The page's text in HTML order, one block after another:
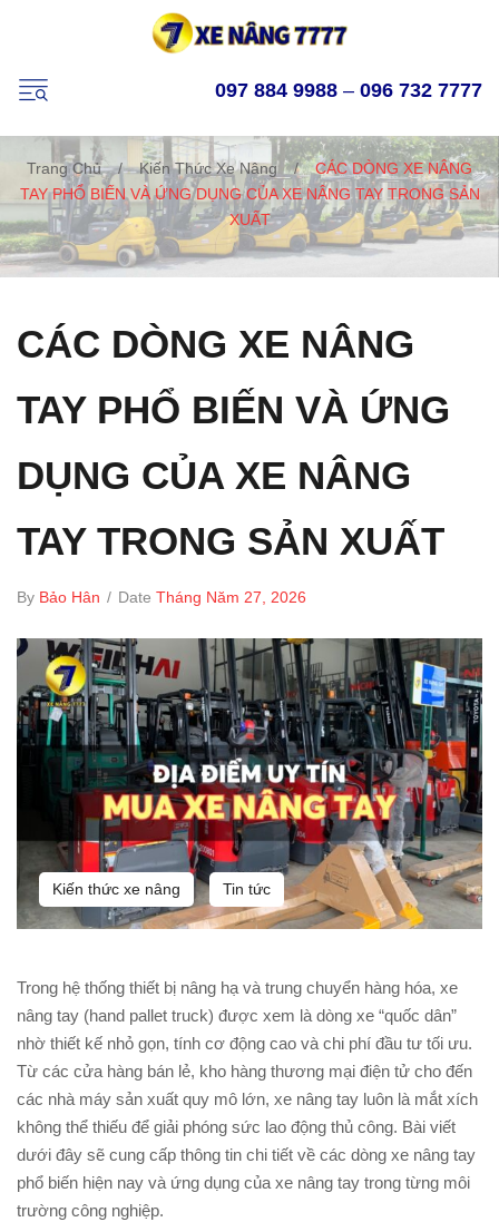
097 884 9988 – 096 732 7777
Trang Chủ / Kiến Thức Xe Nâng /
CÁC DÒNG XE NÂNG
TAY PHỔ BIẾN VÀ ỨNG DỤNG CỦA XE NÂNG TAY TRONG SẢN
XUẤT
CÁC DÒNG XE NÂNG
TAY PHỔ BIẾN VÀ ỨNG
DỤNG CỦA XE NÂNG
TAY TRONG SẢN XUẤT
By Bảo Hân / Date Tháng Năm 27, 2026
Kiến thức xe nâng Tin tức
Trong hệ thống thiết bị nâng hạ và trung chuyển hàng hóa, xe
nâng tay (hand pallet truck) được xem là dòng xe “quốc dân”
nhờ thiết kế nhỏ gọn, tính cơ động cao và chi phí đầu tư tối ưu.
Từ các cửa hàng bán lẻ, kho hàng thương mại điện tử cho đến
các nhà máy sản xuất quy mô lớn, xe nâng tay luôn là mắt xích
không thể thiếu để giải phóng sức lao động thủ công. Bài viết
dưới đây sẽ cung cấp thông tin chi tiết về các dòng xe nâng tay
phổ biến hiện nay và ứng dụng của xe nâng tay trong từng môi
trường công nghiệp.